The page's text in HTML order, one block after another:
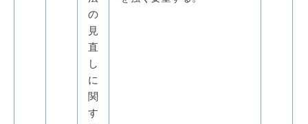
の
見
直
し
に
関
す